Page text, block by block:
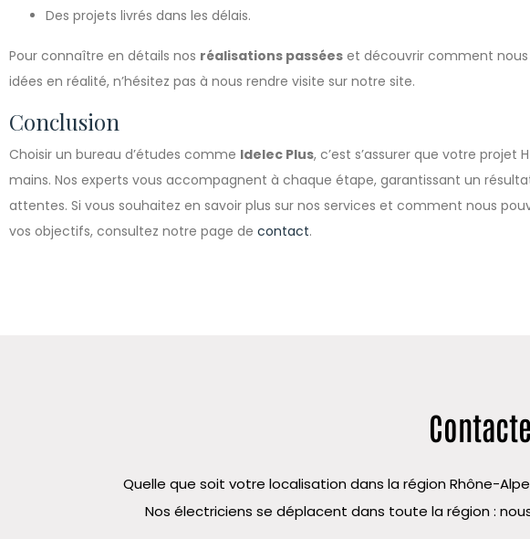
Des projets livrés dans les délais.
Pour connaître en détails nos réalisations passées et découvrir comment
idées en réalité, n’hésitez pas à nous rendre visite sur notre site.
Conclusion
Choisir un bureau d’études comme Idelec Plus, c’est s’assurer que votre projet
mains. Nos experts vous accompagnent à chaque étape, garantissant un
attentes. Si vous souhaitez en savoir plus sur nos services et comment nous
vos objectifs, consultez notre page de contact.
Quelle que soit votre localisation dans la région Rhône-
Nos électriciens se déplacent dans toute la région :